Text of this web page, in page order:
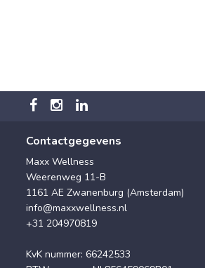
Contactgegevens
Maxx Wellness
Weerenweg 11-B
1161 AE Zwanenburg (Amsterdam)
info@maxxwellness.nl
+31 204970819
KvK nummer: 66242533